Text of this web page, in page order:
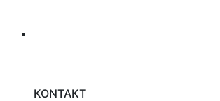
KONTAKT